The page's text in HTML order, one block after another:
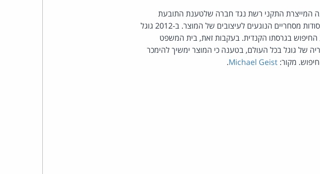
המייצרת התקני רשת נגד חברה שלטענת התובעת
סימנה מחדש את מוצריה ומכרה אותם ברשת תוך שימוש פסול בסודות מסחריים הנוגעים לעיצובים של המוצר. ב-2012 גוגל
מעל 300 קישורים ממנוע החיפוש בגרסתו הקנדית. בעקבות זאת, בית המשפט
של גוגל בכל העולם, בטענה כי המוצר ימשיך להימכר
מקור: Michael Geist
.